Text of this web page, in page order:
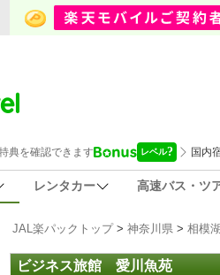
レンタカー 高速バス・ツ
JAL楽パックトップ> 神奈川県 > 相模
ビジネス旅館 愛川魚苑